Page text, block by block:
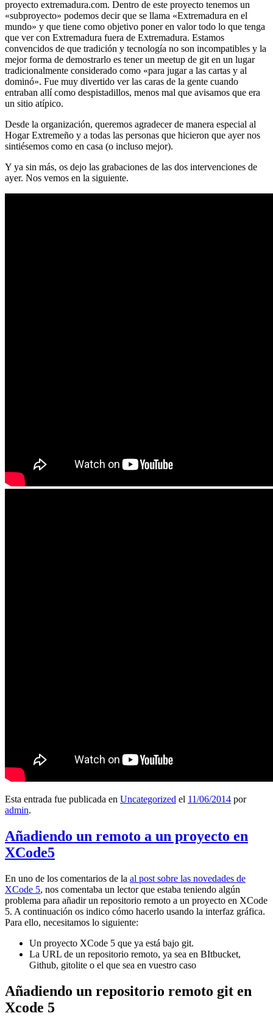
proyecto extremadura.com. Dentro de este proyecto tenemos un
«subproyecto» podemos decir que se llama «Extremadura en el
mundo» y que tiene como objetivo poner en valor todo lo que tenga
que ver con Extremadura fuera de Extremadura. Estamos
convencidos de que tradición y tecnología no son incompatibles y la
mejor forma de demostrarlo es tener un meetup de git en un lugar
tradicionalmente considerado como «para jugar a las cartas y al
dominó». Fue muy divertido ver las caras de la gente cuando
entraban allí como despistadillos, menos mal que avisamos que era
un sitio atípico.
Desde la organización, queremos agradecer de manera especial al
Hogar Extremeño y a todas las personas que hicieron que ayer nos
sintiésemos como en casa (o incluso mejor).
Y ya sin más, os dejo las grabaciones de las dos intervenciones de
ayer. Nos vemos en la siguiente.
Esta entrada fue publicada en Uncategorized el 11/06/2014 por
admin.
Añadiendo un remoto a un proyecto en
XCode5
En uno de los comentarios de la al post sobre las novedades de
XCode 5, nos comentaba un lector que estaba teniendo algún
problema para añadir un repositorio remoto a un proyecto en XCode
5. A continuación os indico cómo hacerlo usando la interfaz gráfica.
Para ello, necesitamos lo siguiente:
Un proyecto XCode 5 que ya está bajo git.
La URL de un repositorio remoto, ya sea en BItbucket,
Github, gitolite o el que sea en vuestro caso
Añadiendo un repositorio remoto git en
Xcode 5